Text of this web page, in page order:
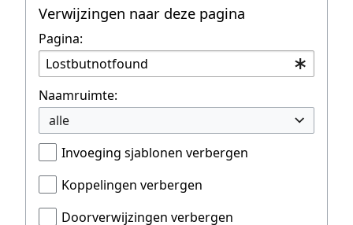
Verwijzingen naar deze pagina
Pagina:
Naamruimte:
alle
Invoeging sjablonen verbergen
Koppelingen verbergen
Doorverwijzingen verbergen